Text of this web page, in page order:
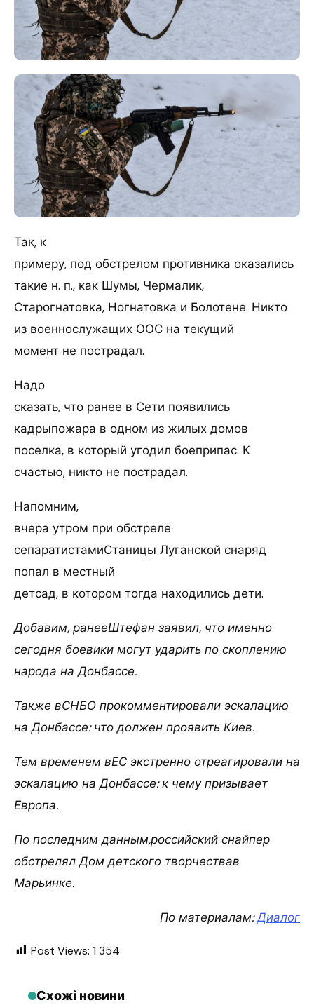
Так, к
примеру, под обстрелом противника оказались
такие н. п., как Шумы, Чермалик,
Старогнатовка, Ногнатовка и Болотене. Никто
из военнослужащих ООС на текущий
момент не пострадал.
Надо
сказать, что ранее в Сети появились
кадрыпожара в одном из жилых домов
поселка, в который угодил боеприпас. К
счастью, никто не пострадал.
Напомним,
вчера утром при обстреле
сепаратистамиСтаницы Луганской снаряд
попал в местный
детсад, в котором тогда находились дети.
Добавим, ранееШтефан заявил, что именно
сегодня боевики могут ударить по скоплению
народа на Донбассе.
Также вСНБО прокомментировали эскалацию
на Донбассе: что должен проявить Киев.
Тем временем вЕС экстренно отреагировали на
эскалацию на Донбассе: к чему призывает
Европа.
По последним данным,российский снайпер
обстрелял Дом детского творчествав
Марьинке.
По материалам:Диалог
Post Views: 1 354
Схожі новини